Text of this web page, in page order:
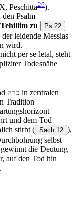
Peschitta26).
Psalm
zu Ps 22
leidende Messias
wird.
per se letal, steht
Todesnähe
Tradition
und dem Tod
stirbt ( Sach 12 ),
selbst
die Deutung
auf den Tod hin